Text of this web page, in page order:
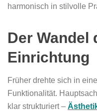
harmonisch in stilvolle
Der Wandel
Einrichtung
Früher drehte sich in
Funktionalität.
klar strukturiert –